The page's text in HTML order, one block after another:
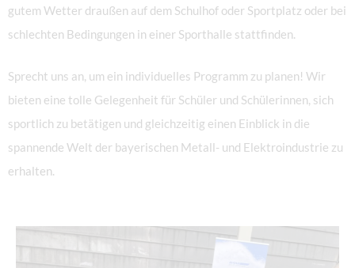
gutem Wetter draußen auf dem Schulhof oder Sportplatz oder bei
schlechten Bedingungen in einer Sporthalle stattfinden.
Sprecht uns an, um ein individuelles Programm zu planen! Wir
bieten eine tolle Gelegenheit für Schüler und Schülerinnen, sich
sportlich zu betätigen und gleichzeitig einen Einblick in die
spannende Welt der bayerischen Metall- und Elektroindustrie zu
erhalten.